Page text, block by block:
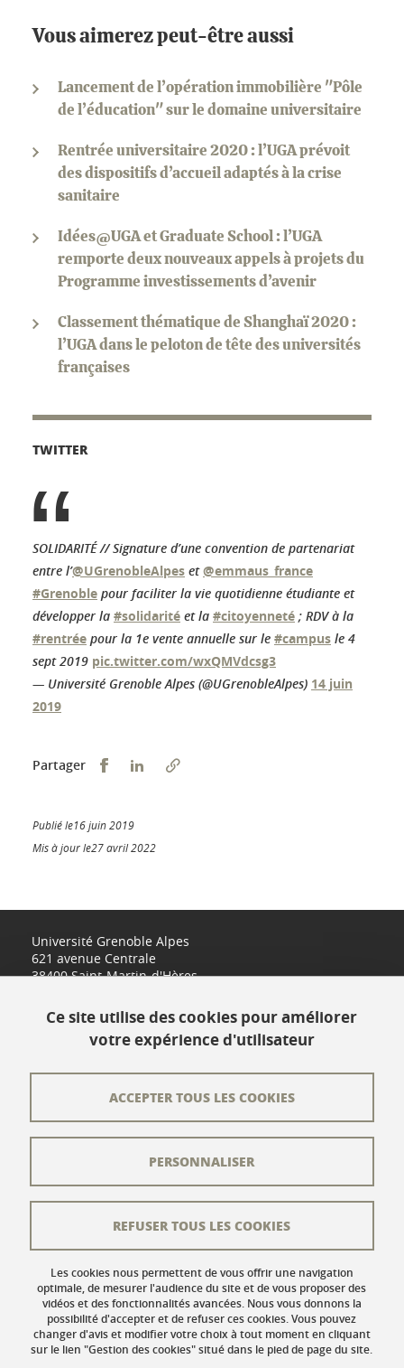
Vous aimerez peut-être aussi
Lancement de l’opération immobilière "Pôle
de l’éducation" sur le domaine universitaire
Rentrée universitaire 2020 : l’UGA prévoit
des dispositifs d’accueil adaptés à la crise
sanitaire
Idées@UGA et Graduate School : l’UGA
remporte deux nouveaux appels à projets du
Programme investissements d’avenir
Classement thématique de Shanghaï 2020 :
l’UGA dans le peloton de tête des universités
françaises
TWITTER
SOLIDARITÉ // Signature d’une convention de partenariat
entre l’@UGrenobleAlpes et@emmaus_france
#Grenoble pour faciliter la vie quotidienne étudiante et
développer la #solidarité et la #citoyenneté ; RDV à la
#rentrée pour la 1e vente annuelle sur le #campus le 4
sept 2019 pic.twitter.com/wxQMVdcsg3
— Université Grenoble Alpes (@UGrenobleAlpes) 14 juin
2019
Partager Partager sur Facebook
Partager sur LinkedIn
Publié le16 juin 2019
Mis à jour le27 avril 2022
Université Grenoble Alpes
621 avenue Centrale
38400 Saint-Martin-d'Hères
L'équipe éditoriale
Crédits
Mentions légales
Données personnelles
Gestion des cookies
Accessibilité : non conforme
Ce site utilise des cookies pour améliorer
votre expérience d'utilisateur
Les cookies nous permettent de vous offrir une navigation
optimale, de mesurer l'audience du site et de vous proposer des
vidéos et des fonctionnalités avancées. Nous vous donnons la
possibilité d'accepter et de refuser ces cookies. Vous pouvez
changer d'avis et modifier votre choix à tout moment en cliquant
sur le lien "Gestion des cookies" situé dans le pied de page du site.
ACCEPTER TOUS LES COOKIES
REFUSER TOUS LES COOKIES
PERSONNALISER